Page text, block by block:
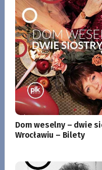
Dom weselny – dwie
Wrocławiu – Bilety